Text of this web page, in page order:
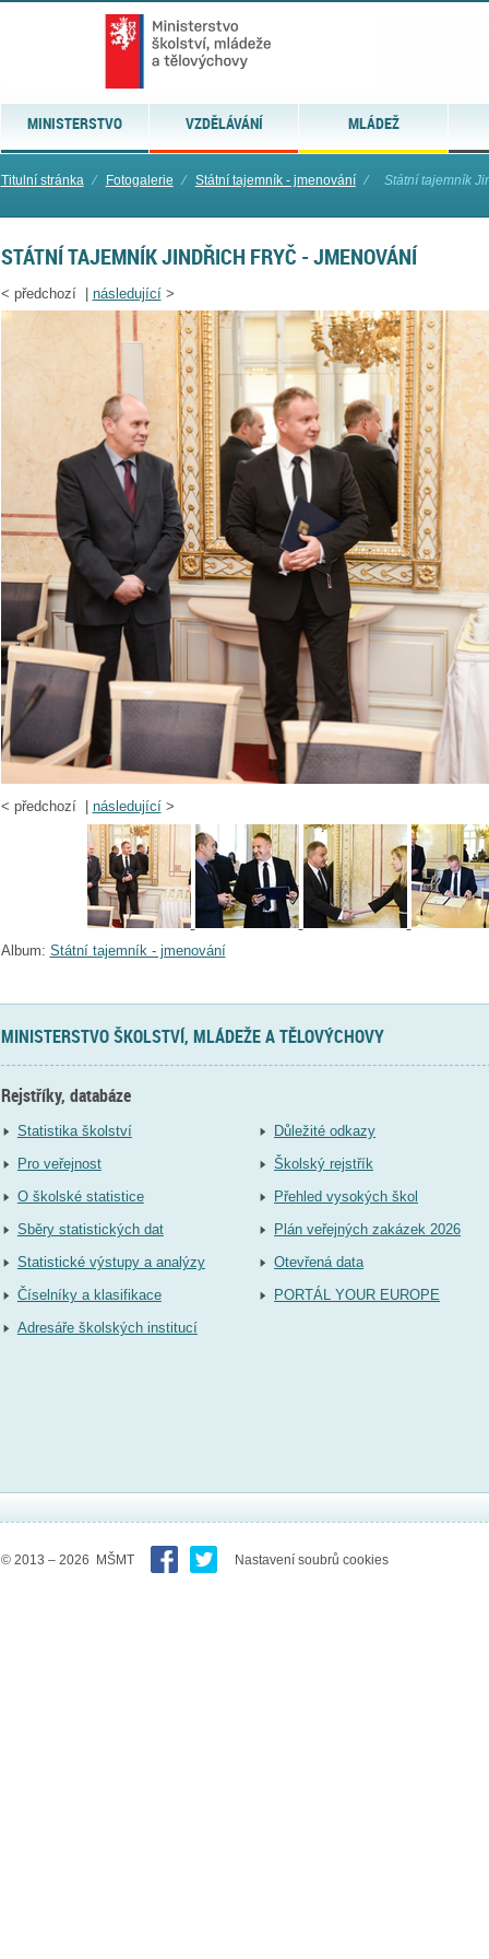
MINISTERSTVO VZDĚLÁVÁNÍ MLÁDEŽ
Titulní stránka ⁄ Fotogalerie ⁄ Státní tajemník - jmenování ⁄ Státní tajemník
STÁTNÍ TAJEMNÍK JINDŘICH FRYČ - JMENOVÁNÍ
< předchozí | následující>
< předchozí | následující>
Album: Státní tajemník - jmenování
MINISTERSTVO ŠKOLSTVÍ, MLÁDEŽE A TĚLOVÝCHOVY
Rejstříky, databáze
Statistika školství
Pro veřejnost
O školské statistice
Sběry statistických dat
Statistické výstupy a analýzy
Číselníky a klasifikace
Adresáře školských institucí
Důležité odkazy
Školský rejstřík
Přehled vysokých škol
Plán veřejných zakázek 2026
Otevřená data
PORTÁL YOUR EUROPE
© 2013 – 2026 MŠMT Nastavení soubrů cookies